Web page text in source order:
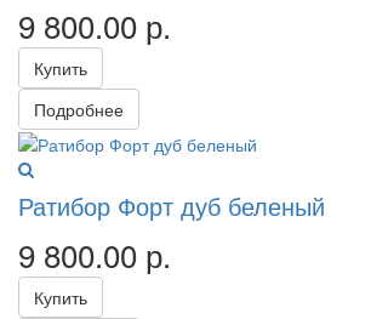
9 800.00 р.
Купить
Подробнее
Ратибор Форт дуб беленый
9 800.00 р.
Купить